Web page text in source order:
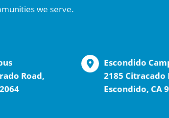
we serve.
Road,
Escondido
2185 Citracado
Escondido, CA